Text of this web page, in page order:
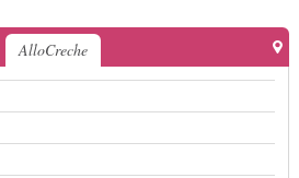
AlloCreche